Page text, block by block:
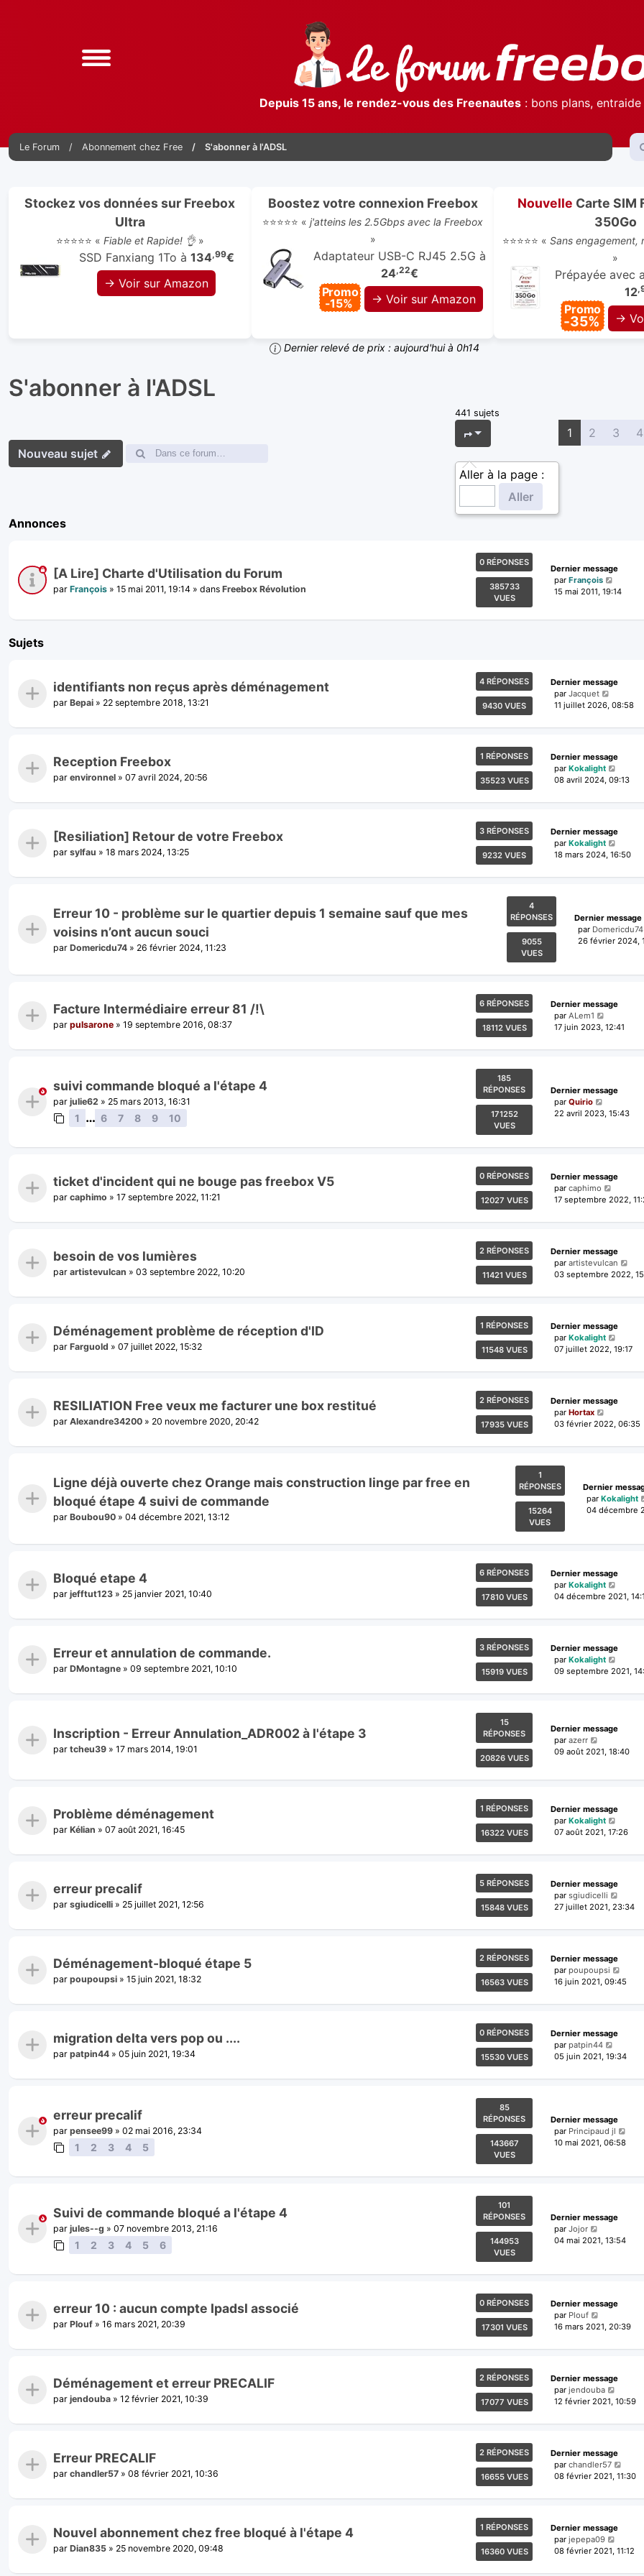
Depuis 15 ans, le rendez-vous des Freenautes: bons plans, entraide
Le Forum Abonnement chez Free S'abonner à l'ADSL
Stockez vos données sur Freebox
Ultra
⭐⭐⭐⭐⭐ « Fiable et Rapide! 👌»
SSD Fanxiang 1To à 134,99€
→ Voir sur Amazon
Boostez votre connexion Freebox
⭐⭐⭐⭐⭐ « j'atteins les 2.5Gbps avec la Freebox
»
Adaptateur USB-C RJ45 2.5G à
24,22€
Promo
-15%
→ Voir sur Amazon
Nouvelle Carte SIM
350Go
⭐⭐⭐⭐⭐ « Sans engagement,
»
Prépayée avec
12
Promo
-35% →
Dernier relevé de prix : aujourd'hui à 0h14
S'abonner à l'ADSL
Nouveau sujet
441 sujets
Page
Aller à la page :
1 2 3 4
Annonces
[A Lire] Charte d'Utilisation du Forum
par François » 15 mai 2011, 19:14 » dans Freebox Révolution
0 RÉPONSES
385733
VUES
Dernier message
par François
15 mai 2011, 19:14
Sujets
identifiants non reçus après déménagement
par Bepai » 22 septembre 2018, 13:21
4 RÉPONSES
9430 VUES
Dernier message
par Jacquet
11 juillet 2026, 08:58
Reception Freebox
par environnel » 07 avril 2024, 20:56
1 RÉPONSES
35523 VUES
Dernier message
par Kokalight
08 avril 2024, 09:13
[Resiliation] Retour de votre Freebox
par sylfau » 18 mars 2024, 13:25
3 RÉPONSES
9232 VUES
Dernier message
par Kokalight
18 mars 2024, 16:50
Erreur 10 - problème sur le quartier depuis 1 semaine sauf que mes
voisins n’ont aucun souci
par Domericdu74 » 26 février 2024, 11:23
4
RÉPONSES
9055
VUES
Dernier message
par Domericdu74
26 février 2024,
Facture Intermédiaire erreur 81 /!\
par pulsarone » 19 septembre 2016, 08:37
6 RÉPONSES
18112 VUES
Dernier message
par ALem1
17 juin 2023, 12:41
suivi commande bloqué a l'étape 4
par julie62 » 25 mars 2013, 16:31
1 … 6 7 8 9 10
185
RÉPONSES
171252
VUES
Dernier message
par Quirio
22 avril 2023, 15:43
ticket d'incident qui ne bouge pas freebox V5
par caphimo » 17 septembre 2022, 11:21
0 RÉPONSES
12027 VUES
Dernier message
par caphimo
17 septembre 2022,
besoin de vos lumières
par artistevulcan » 03 septembre 2022, 10:20
2 RÉPONSES
11421 VUES
Dernier message
par artistevulcan
03 septembre 2022,
Déménagement problème de réception d'ID
par Farguold » 07 juillet 2022, 15:32
1 RÉPONSES
11548 VUES
Dernier message
par Kokalight
07 juillet 2022, 19:17
RESILIATION Free veux me facturer une box restitué
par Alexandre34200 » 20 novembre 2020, 20:42
2 RÉPONSES
17935 VUES
Dernier message
par Hortax
03 février 2022, 06:35
Ligne déjà ouverte chez Orange mais construction linge par free en
bloqué étape 4 suivi de commande
par Boubou90 » 04 décembre 2021, 13:12
1
RÉPONSES
15264
VUES
Dernier
par Kokalight
04 décembre
Bloqué etape 4
par jefftut123 » 25 janvier 2021, 10:40
6 RÉPONSES
17810 VUES
Dernier message
par Kokalight
04 décembre 2021,
Erreur et annulation de commande.
par DMontagne » 09 septembre 2021, 10:10
3 RÉPONSES
15919 VUES
Dernier message
par Kokalight
09 septembre 2021,
Inscription - Erreur Annulation_ADR002 à l'étape 3
par tcheu39 » 17 mars 2014, 19:01
15
RÉPONSES
20826 VUES
Dernier message
par azerr
09 août 2021, 18:40
Problème déménagement
par Kélian » 07 août 2021, 16:45
1 RÉPONSES
16322 VUES
Dernier message
par Kokalight
07 août 2021, 17:26
erreur precalif
par sgiudicelli » 25 juillet 2021, 12:56
5 RÉPONSES
15848 VUES
Dernier message
par sgiudicelli
27 juillet 2021, 23:34
Déménagement-bloqué étape 5
par poupoupsi » 15 juin 2021, 18:32
2 RÉPONSES
16563 VUES
Dernier message
par poupoupsi
16 juin 2021, 09:45
migration delta vers pop ou ....
par patpin44 » 05 juin 2021, 19:34
0 RÉPONSES
15530 VUES
Dernier message
par patpin44
05 juin 2021, 19:34
erreur precalif
par pensee99 » 02 mai 2016, 23:34
1 2 3 4 5
85
RÉPONSES
143667
VUES
Dernier message
par Principaud jl
10 mai 2021, 06:58
Suivi de commande bloqué a l'étape 4
par jules--g » 07 novembre 2013, 21:16
1 2 3 4 5 6
101
RÉPONSES
144953
VUES
Dernier message
par Jojor
04 mai 2021, 13:54
erreur 10 : aucun compte Ipadsl associé
par Plouf » 16 mars 2021, 20:39
0 RÉPONSES
17301 VUES
Dernier message
par Plouf
16 mars 2021, 20:39
Déménagement et erreur PRECALIF
par jendouba » 12 février 2021, 10:39
2 RÉPONSES
17077 VUES
Dernier message
par jendouba
12 février 2021, 10:59
Erreur PRECALIF
par chandler57 » 08 février 2021, 10:36
2 RÉPONSES
16655 VUES
Dernier message
par chandler57
08 février 2021, 11:30
Nouvel abonnement chez free bloqué à l'étape 4
par Dian835 » 25 novembre 2020, 09:48
1 RÉPONSES
16360 VUES
Dernier message
par jepepa09
08 février 2021, 11:12